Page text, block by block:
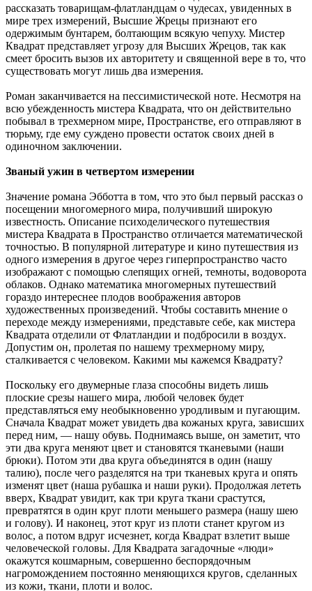
рассказать товарищам-флатландцам о чудесах, увиденных в
мире трех измерений, Высшие Жрецы признают его
одержимым бунтарем, болтающим всякую чепуху. Мистер
Квадрат представляет угрозу для Высших Жрецов, так как
смеет бросить вызов их авторитету и священной вере в то, что
существовать могут лишь два измерения.
Роман заканчивается на пессимистической ноте. Несмотря на
всю убежденность мистера Квадрата, что он действительно
побывал в трехмерном мире, Пространстве, его отправляют в
тюрьму, где ему суждено провести остаток своих дней в
одиночном заключении.
Званый ужин в четвертом измерении
Значение романа Эбботта в том, что это был первый рассказ о
посещении многомерного мира, получивший широкую
известность. Описание психоделического путешествия
мистера Квадрата в Пространство отличается математической
точностью. В популярной литературе и кино путешествия из
одного измерения в другое через гиперпространство часто
изображают с помощью слепящих огней, темноты, водоворота
облаков. Однако математика многомерных путешествий
гораздо интереснее плодов воображения авторов
художественных произведений. Чтобы составить мнение о
переходе между измерениями, представьте себе, как мистера
Квадрата отделили от Флатландии и подбросили в воздух.
Допустим он, пролетая по нашему трехмерному миру,
сталкивается с человеком. Какими мы кажемся Квадрату?
Поскольку его двумерные глаза способны видеть лишь
плоские срезы нашего мира, любой человек будет
представляться ему необыкновенно уродливым и пугающим.
Сначала Квадрат может увидеть два кожаных круга, зависших
перед ним, — нашу обувь. Поднимаясь выше, он заметит, что
эти два круга меняют цвет и становятся тканевыми (наши
брюки). Потом эти два круга объединятся в один (нашу
талию), после чего разделятся на три тканевых круга и опять
изменят цвет (наша рубашка и наши руки). Продолжая лететь
вверх, Квадрат увидит, как три круга ткани срастутся,
превратятся в один круг плоти меньшего размера (нашу шею
и голову). И наконец, этот круг из плоти станет кругом из
волос, а потом вдруг исчезнет, когда Квадрат взлетит выше
человеческой головы. Для Квадрата загадочные «люди»
окажутся кошмарным, совершенно беспорядочным
нагромождением постоянно меняющихся кругов, сделанных
из кожи, ткани, плоти и волос.